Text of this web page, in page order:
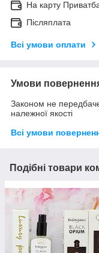
На карту
Післяплата
Всі умови оплати
Умови
Законом не
належної якості
Всі умови
Подібні товари